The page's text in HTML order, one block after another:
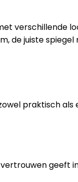
verschillende
de juiste spiegel
praktisch als
geeft